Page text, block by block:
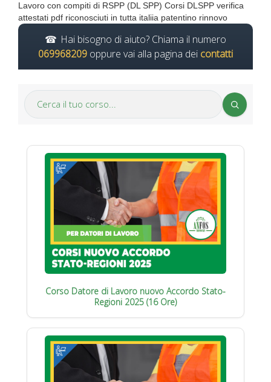
Lavoro con compiti di RSPP (DL SPP) Corsi DLSPP verifica
attestati pdf riconosciuti in tutta italiia patentino rinnovo
Hai bisogno di aiuto? Chiama il numero
069968209 oppure vai alla pagina dei contatti
Corso Datore di Lavoro nuovo Accordo Stato-
Regioni 2025 (16 Ore)